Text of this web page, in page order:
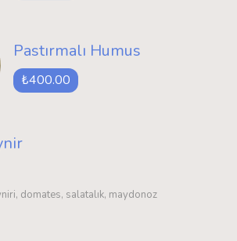
Pastırmalı Humus
₺400.00
domates, salatalık, maydonoz